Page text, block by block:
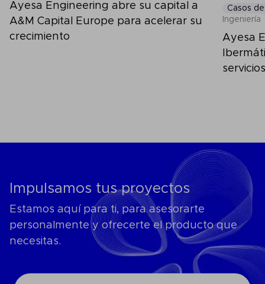
Ayesa Engineering abre su capital a
A&M Capital Europe para acelerar su
crecimiento
Casos
Ingeniería
Ayesa
Impulsamos tus proyectos
Estamos aquí para ti, para asesorarte
personalmente y ofrecerte el producto que
necesitas.